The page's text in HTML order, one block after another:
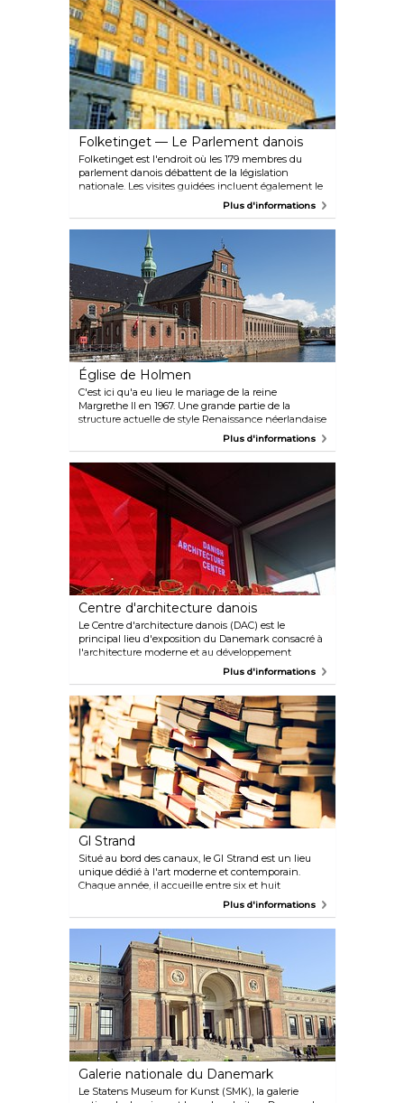
donnant sur le port, un escalator mène à une
fresque de 210 mètres carrés au plafond réalisée par
le célèbre artiste danois Per Kirkeby. Au bout du
couloir se trouvent la « vieille bibliothèque » et sa
salle de lecture nordique aux allures de Poudlard,
ornée de lampes de bureau vintage et de colonnes
classiques.
Folketinget — Le Parlement danois
Folketinget est l'endroit où les 179 membres du
parlement danois débattent de la législation
nationale. Les visites guidées incluent également le
Wanderer's Hall, qui contient la copie originale de la
promulguée en 1849. En dehors de la haute saison
estivale, les visites guidées ont généralement lieu à
13 heures certains dimanches et jours fériés. Les
dates sont indiquées sur le site Web, où vous pouvez
également réserver des billets pour les visites.
Plus d'informations
Église de Holmen
C'est ici qu'a eu lieu le mariage de la reine
Margrethe II en 1967. Une grande partie de la
structure actuelle de style Renaissance néerlandaise
date de 1641, mais la nef de l'église a été construite à
l'origine en 1562 pour servir de forge d'ancres, avant
que le lieu soit transformé en église pour la Royal
Navy en 1619. La chapelle funéraire du bâtiment
contient les ossements de l'amiral Niels Juel, qui a
repoussé les Suédois lors de la bataille cruciale de la
baie de Køge en 1677. Parmi les autres points forts,
citons un retable et une chaire en chêne du XVIIe
siècle finement sculptés.
Plus d'informations
Centre d'architecture danois
Le Centre d'architecture danois (DAC) est le
principal lieu d'exposition du Danemark consacré à
l'architecture moderne et au développement
urbain. Il est situé dans un ancien entrepôt au bord
temporaires, des discussions, des débats et des
événements culturels. Déjeunez au café et ne
manquez pas de vous arrêter à la librairie qui
propose une des meilleures sélections de livres sur
l'architecture et le design.
Plus d'informations
Gl Strand
Situé au bord des canaux, le Gl Strand est un lieu
unique dédié à l'art moderne et contemporain.
Chaque année, il accueille entre six et huit
expositions présentant les dernières tendances de
des performances et d'autres événements.
Plus d'informations
Galerie nationale du Danemark
Le Statens Museum for Kunst (SMK), la galerie